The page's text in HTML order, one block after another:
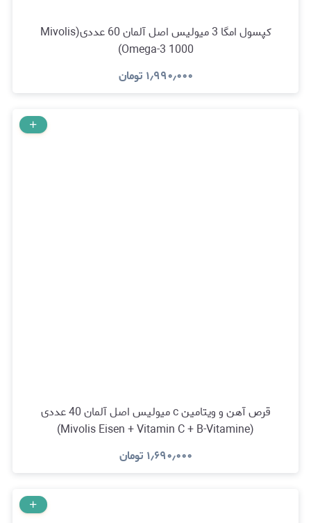
کپسول امگا 3 میولیس اصل آلمان 60 عددی(Mivolis
Omega-3 1000)
۱٫۹۹۰٫۰۰۰ تومان
قرص آهن و ویتامین c میولیس اصل آلمان 40 عددی
(Mivolis Eisen + Vitamin C + B-Vitamine)
۱٫۶۹۰٫۰۰۰ تومان